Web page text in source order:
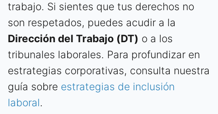
trabajo. Si sientes que tus derechos no
son respetados, puedes acudir a la
Dirección del Trabajo (DT) o a los
tribunales laborales. Para profundizar en
estrategias corporativas, consulta nuestra
guía sobre estrategias de inclusión
laboral.